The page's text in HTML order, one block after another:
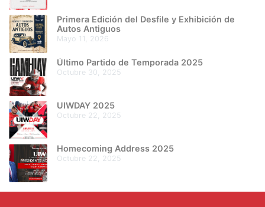
Primera Edición del Desfile y Exhibición de
Autos Antiguos
mayo 11, 2026
Último Partido de Temporada 2025
octubre 30, 2025
UIWDAY 2025
octubre 22, 2025
Homecoming Address 2025
octubre 22, 2025